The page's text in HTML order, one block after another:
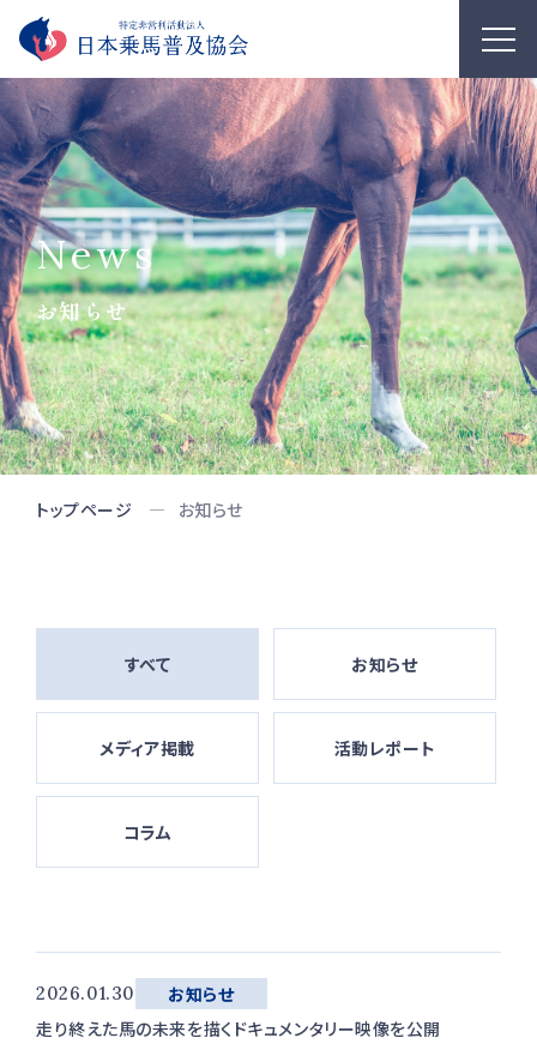
News
お知らせ
トップページ お知らせ
すべて お知らせ
メディア掲載 活動レポート
コラム
2026.01.30
お知らせ
走り終えた馬の未来を描くドキュメンタリー映像を公開